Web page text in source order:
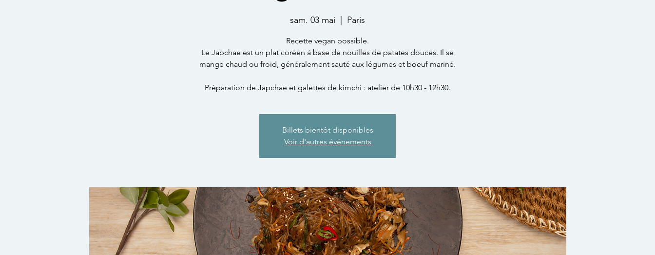
sam. 03 mai Paris
Recette vegan possible.
Le Japchae est un plat coréen à base de nouilles de patates douces. Il se
mange chaud ou froid, généralement sauté aux légumes et boeuf mariné.
Préparation de Japchae et galettes de kimchi : atelier de 10h30 - 12h30.
Billets bientôt disponibles
Voir d'autres événements